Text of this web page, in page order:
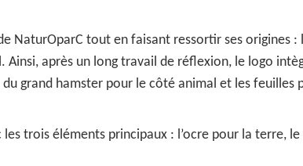
NaturOparC tout en faisant ressortir ses origines :
Ainsi, après un long travail de réflexion, le logo
grand hamster pour le côté animal et les feuilles
trois éléments principaux : l’ocre pour la terre, le